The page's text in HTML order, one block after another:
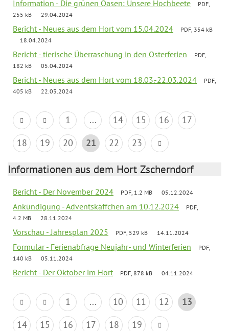
Information - Die grünen Oasen: Unsere Hochbeete
PDF,
255 kB
29.04.2024
Bericht - Neues aus dem Hort vom 15.04.2024
PDF, 354 kB
18.04.2024
Bericht - tierische Überraschung in den Osterferien
PDF,
182 kB
05.04.2024
Bericht - Neues aus dem Hort vom 18.03.-22.03.2024
PDF,
405 kB
22.03.2024
1 ... 14 15 16
17
18
19 20 21 22 23
Informationen aus dem Hort Zscherndorf
Bericht - Der November 2024 PDF, 1.2 MB 05.12.2024
Ankündigung - Adventskäffchen am 10.12.2024
PDF,
4.2 MB
28.11.2024
Vorschau - Jahresplan 2025 PDF, 529 kB 14.11.2024
Formular - Ferienabfrage Neujahr- und Winterferien
PDF,
140 kB
05.11.2024
Bericht - Der Oktober im Hort PDF, 878 kB 04.11.2024
1 ... 10 11 12
13
14
15 16 17 18 19